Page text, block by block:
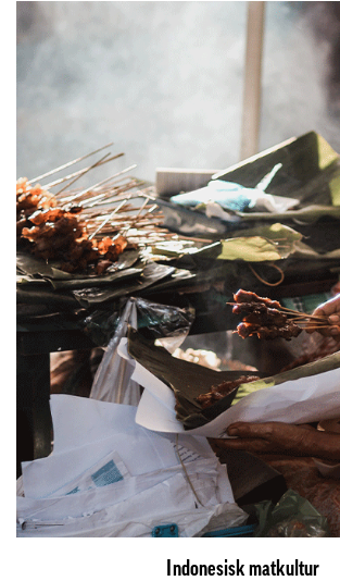
Indonesisk matkultur